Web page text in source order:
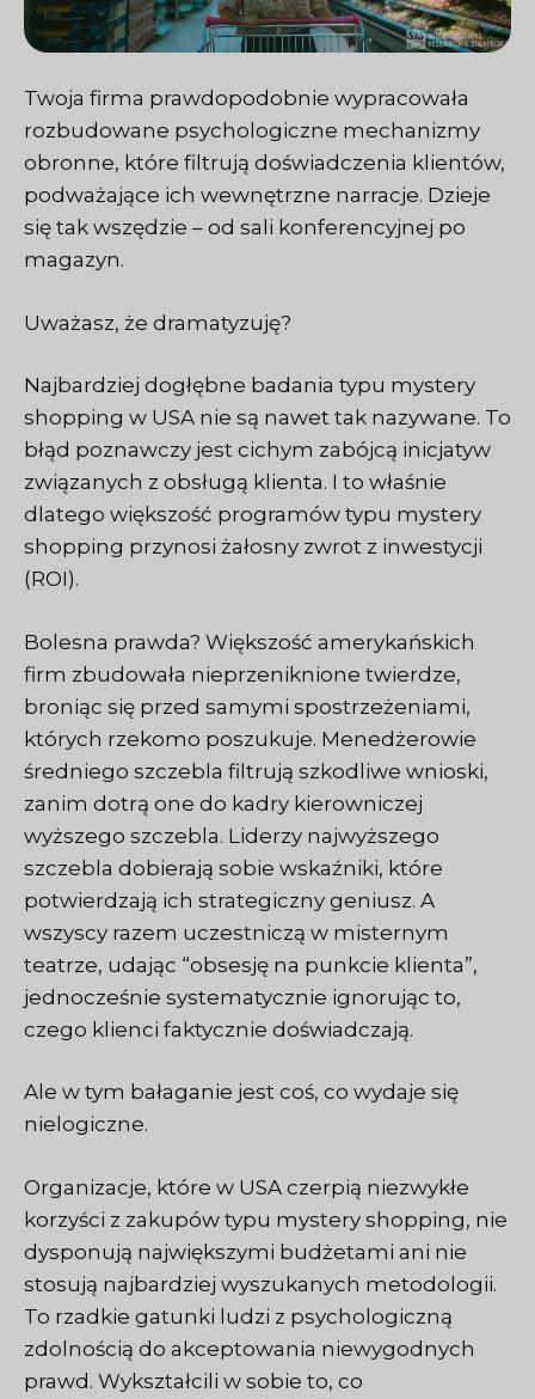
Twoja firma prawdopodobnie wypracowała
rozbudowane psychologiczne mechanizmy
obronne, które filtrują doświadczenia klientów,
podważające ich wewnętrzne narracje. Dzieje
się tak wszędzie – od sali konferencyjnej po
magazyn.
Uważasz, że dramatyzuję?
Najbardziej dogłębne badania typu mystery
shopping w USA nie są nawet tak nazywane. To
błąd poznawczy jest cichym zabójcą inicjatyw
związanych z obsługą klienta. I to właśnie
dlatego większość programów typu mystery
shopping przynosi żałosny zwrot z inwestycji
(ROI).
Bolesna prawda? Większość amerykańskich
firm zbudowała nieprzeniknione twierdze,
broniąc się przed samymi spostrzeżeniami,
których rzekomo poszukuje. Menedżerowie
średniego szczebla filtrują szkodliwe wnioski,
zanim dotrą one do kadry kierowniczej
wyższego szczebla. Liderzy najwyższego
szczebla dobierają sobie wskaźniki, które
potwierdzają ich strategiczny geniusz. A
wszyscy razem uczestniczą w misternym
teatrze, udając “obsesję na punkcie klienta”,
jednocześnie systematycznie ignorując to,
czego klienci faktycznie doświadczają.
Ale w tym bałaganie jest coś, co wydaje się
nielogiczne.
Organizacje, które w USA czerpią niezwykłe
korzyści z zakupów typu mystery shopping, nie
dysponują największymi budżetami ani nie
stosują najbardziej wyszukanych metodologii.
To rzadkie gatunki ludzi z psychologiczną
zdolnością do akceptowania niewygodnych
prawd. Wykształcili w sobie to, co